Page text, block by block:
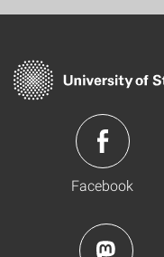
Facebook